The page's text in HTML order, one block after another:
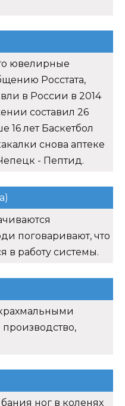
ювелирные
Росстата,
в России в 2014
составил 26
16 лет Баскетбол
снова аптеке
- Пептид.
поговаривают, что
работу системы.
ног в коленях